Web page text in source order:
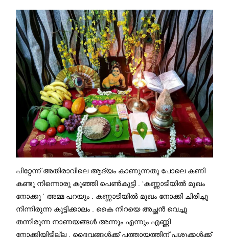
പിറ്റേന്ന് അതിരാവിലെ ആദ്യം കാണുന്നതു പോലെ കണി
കണ്ടു നിന്നൊരു കുഞ്ഞി പെൺകുട്ടി . ‘കണ്ണാടിയിൽ മുഖം
നോക്കു ‘ അമ്മ പറയും . കണ്ണാടിയിൽ മുഖം നോക്കി ചിരിച്ചു
നിന്നിരുന്ന കുട്ടിക്കാലം . കൈ നിറയെ അച്ഛൻ വെച്ചു
തന്നിരുന്ന നാണയങ്ങൾ അന്നും എന്നും എണ്ണി
നോക്കിയിട്ടില്ല . ദൈവങ്ങൾക്ക് പത്തായത്തിന് പശുക്കൾക്ക്